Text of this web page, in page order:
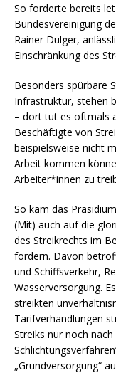
So forderte bereits
Bundesvereinigung
Rainer Dulger,
Einschränkung des
Besonders spürbare
Infrastruktur, stehen
– dort tut es oftmals
Beschäftigte von
beispielsweise nicht
Arbeit kommen
Arbeiter*innen zu
So kam das
(Mit) auch auf die
des Streikrechts im
fordern. Davon
und Schiffsverkehr,
Wasserversorgung.
streikten
Tarifverhandlungen
Streiks nur noch
„Grundversorgung“